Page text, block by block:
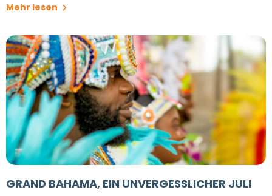
Mehr lesen
GRAND BAHAMA, EIN UNVERGESSLICHER JULI